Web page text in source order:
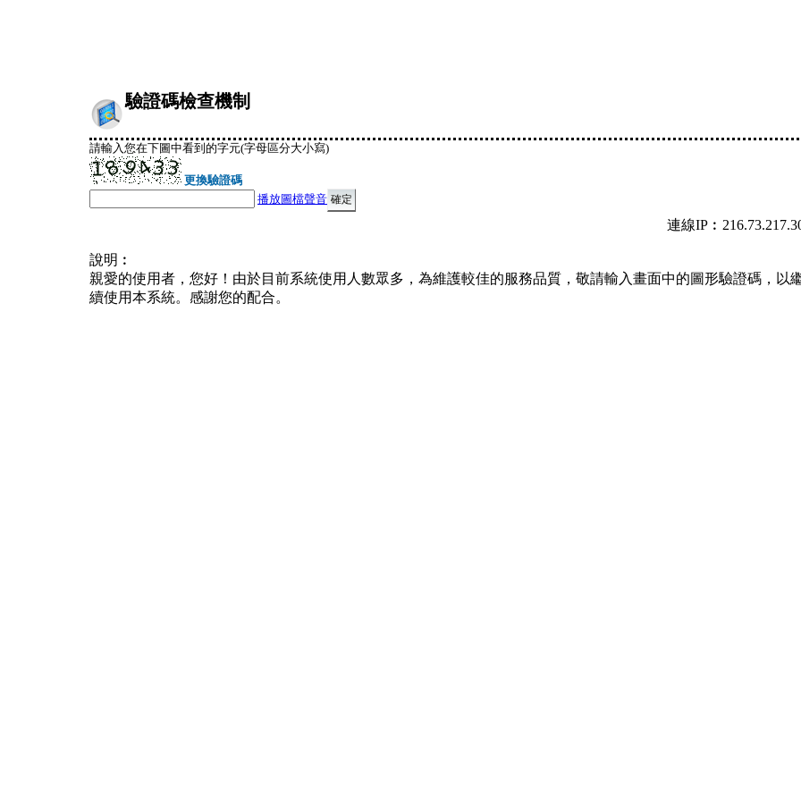
驗證碼檢查機制
請輸入您在下圖中看到的字元(字母區分大小寫)
更換驗證碼
播放圖檔聲音
連線
說明︰
親愛的使用者，您好！由於目前系統使用人數眾多，為維護較佳的服務品質，敬請輸入畫面中的圖形驗證碼，以
續使用本系統。感謝您的配合。